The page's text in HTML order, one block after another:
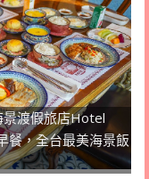
景渡假旅店Hotel
餐，全台最美海景飯